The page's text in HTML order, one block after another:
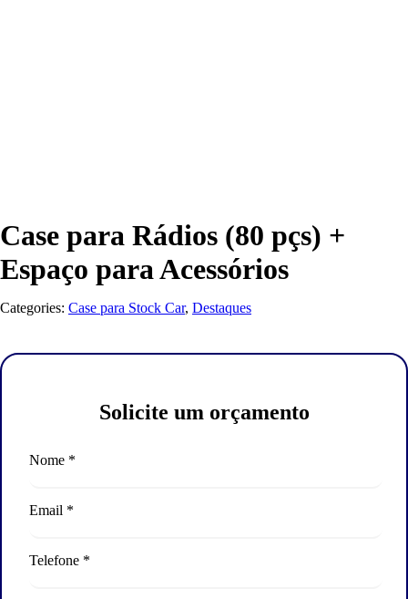
Case para Rádios (80 pçs) +
Espaço para Acessórios
Categories: Case para Stock Car, Destaques
Solicite um orçamento
Nome *
Email *
Telefone *